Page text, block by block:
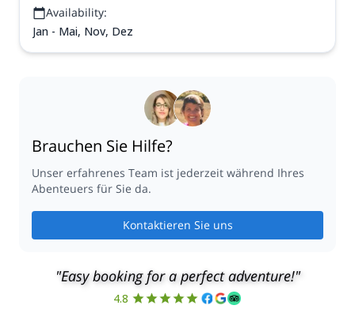
Availability:
Jan - Mai, Nov, Dez
Brauchen Sie Hilfe?
Unser erfahrenes Team ist jederzeit während Ihres
Abenteuers für Sie da.
Kontaktieren Sie uns
"Easy booking for a perfect adventure!"
4.8